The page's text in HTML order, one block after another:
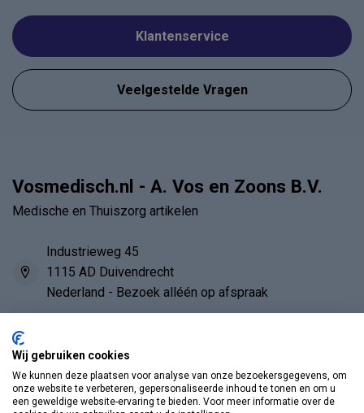
Klantenservice
Veelgestelde Vragen
Vosmedisch.nl - A. Vos en Zoons B.V.
Medische en Thuiszorg artikelen
Industrieweg 45
1115 AD Duivendrecht
Nederland - Bezoek alléén op afspraak
info@vosmedisch.nl
Wij gebruiken cookies
We kunnen deze plaatsen voor analyse van onze bezoekersgegevens, om
onze website te verbeteren, gepersonaliseerde inhoud te tonen en om u
een geweldige website-ervaring te bieden. Voor meer informatie over de